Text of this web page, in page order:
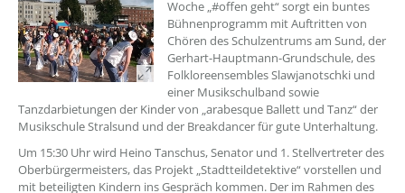
Woche „#offen geht“ sorgt ein buntes
Bühnenprogramm mit Auftritten von
Chören des Schulzentrums am Sund, der
Gerhart-Hauptmann-Grundschule, des
Folkloreensembles Slawjanotschki und
einer Musikschulband sowie
Tanzdarbietungen der Kinder von „arabesque Ballett und Tanz“ der
Musikschule Stralsund und der Breakdancer für gute Unterhaltung.
Um 15:30 Uhr wird Heino Tanschus, Senator und 1. Stellvertreter des
Oberbürgermeisters, das Projekt „Stadtteildetektive“ vorstellen und
mit beteiligten Kindern ins Gespräch kommen. Der im Rahmen des